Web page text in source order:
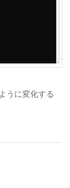
うに変化する